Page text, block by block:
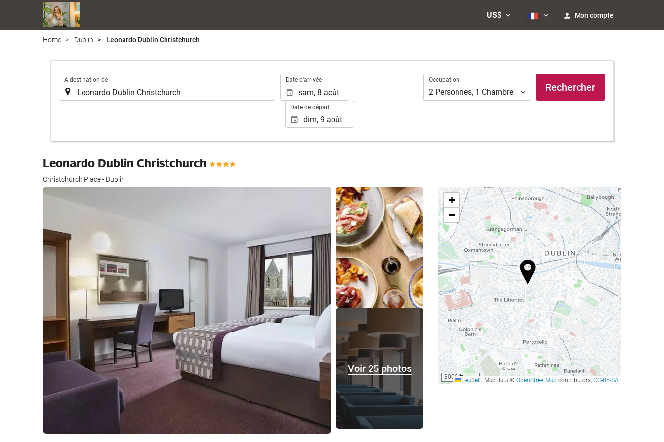
US$ Mon compte
Home Dublin Leonardo Dublin Christchurch
A destination de Date d'arrivée
Date de départ
Occupation
Occupation
2 Personnes, 1 Chambre Rechercher
Leonardo Dublin Christchurch
Christchurch Place - Dublin
Voir 25 photos
Voir 25 photos
+
−
3000 ftLeaflet Map data © OpenStreetMap contributors, CC-BY-SA